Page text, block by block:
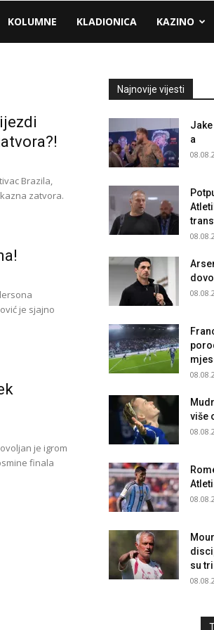
KOLUMNE KLADIONICA KAZINO
Brazila,
zatvora.
je sjajno
je igrom
finala
Najnovije vijesti
Jake
a
više
su